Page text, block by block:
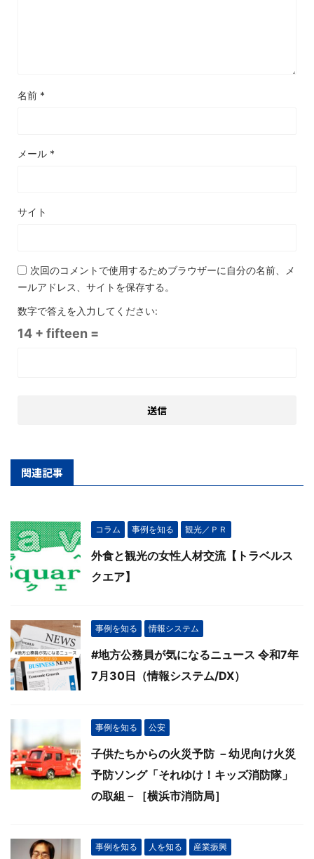
名前 *
メール *
サイト
次回のコメントで使用するためブラウザーに自分の名前、メ
ールアドレス、サイトを保存する。
数字で答えを入力してください:
14 + fifteen =
関連記事
コラム 事例を知る 観光／ＰＲ
外食と観光の女性人材交流【トラベルス
クエア】
事例を知る 情報システム
#地方公務員が気になるニュース 令和7年
7月30日（情報システム/DX）
事例を知る 公安
子供たちからの火災予防 －幼児向け火災
予防ソング「それゆけ！キッズ消防隊」
の取組－［横浜市消防局］
事例を知る 人を知る 産業振興